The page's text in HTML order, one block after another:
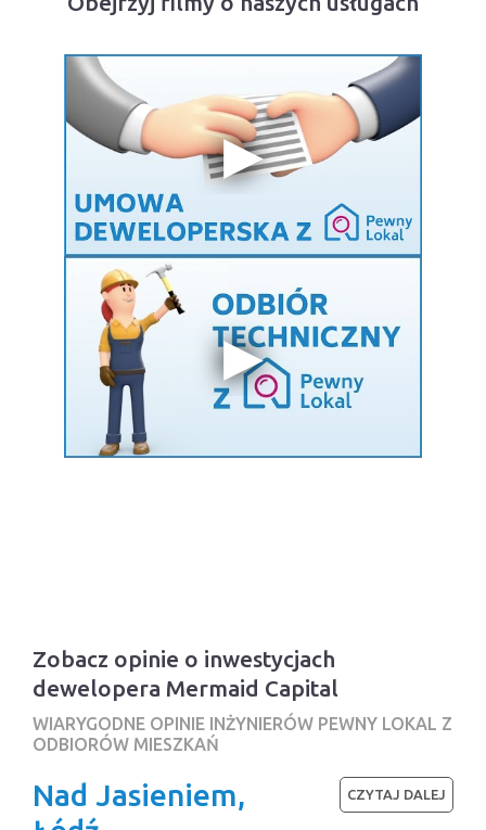
Zobacz opinie o inwestycjach
dewelopera Mermaid Capital
WIARYGODNE OPINIE INŻYNIERÓW PEWNY LOKAL Z
ODBIORÓW MIESZKAŃ
Nad Jasieniem,
CZYTAJ DALEJ